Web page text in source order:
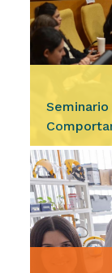
Durante los
Doctorado
espacio
La Escuela
Ciencias
seminario
Ingresar